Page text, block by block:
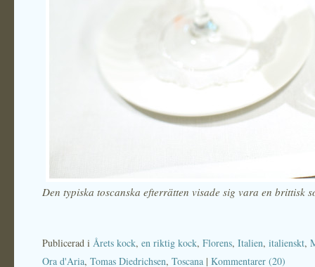
Den typiska toscanska efterrätten visade sig vara en brittisk
Publicerad i Årets kock, en riktig kock, Florens, Italien, italienskt,
Ora d'Aria, Tomas Diedrichsen, Toscana | Kommentarer (20)